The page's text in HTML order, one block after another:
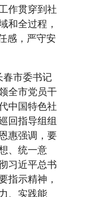
作贯穿到社
和全过程，
感，严守安
春市委书记
全市党员干
中国特色社
回指导组组
惠强调，要
、统一意
习近平总书
指示精神，
、实践能